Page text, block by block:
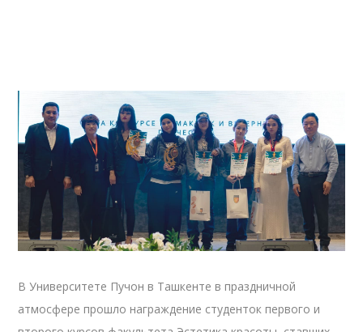
В Университете Пучон в Ташкенте в праздничной
атмосфере прошло награждение студенток первого и